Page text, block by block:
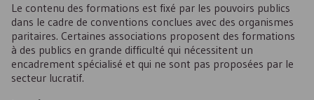
Le contenu des formations est fixé par les pouvoirs publics
dans le cadre de conventions conclues avec des organismes
paritaires. Certaines associations proposent des formations
à des publics en grande difficulté qui nécessitent un
encadrement spécialisé et qui ne sont pas proposées par le
secteur lucratif.